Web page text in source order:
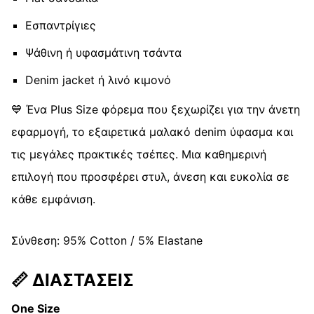
Εσπαντρίγιες
Ψάθινη ή υφασμάτινη τσάντα
Denim jacket ή λινό κιμονό
💙 Ένα Plus Size φόρεμα που ξεχωρίζει για την άνετη
εφαρμογή, το εξαιρετικά μαλακό denim ύφασμα και
τις μεγάλες πρακτικές τσέπες. Μια καθημερινή
επιλογή που προσφέρει στυλ, άνεση και ευκολία σε
κάθε εμφάνιση.
Σύνθεση: 95% Cotton / 5% Elastane
📏 ΔΙΑΣΤΑΣΕΙΣ
One Size